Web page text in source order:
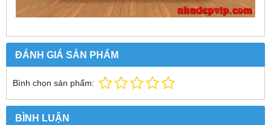
ĐÁNH GIÁ SẢN PHẨM
Bình chọn sản phẩm:
BÌNH LUẬN